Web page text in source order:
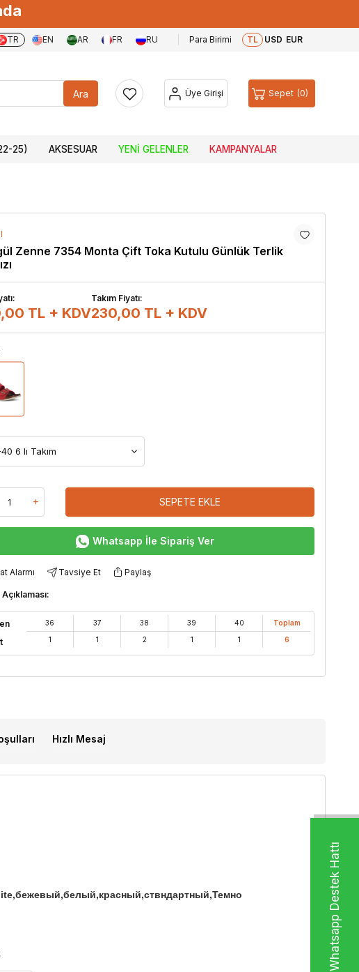
Whatsapp Destek Hattı
TR EN AR FR RU Para Birimi TL USD EUR
Ara Üye Girişi Sepet 0
25) AKSESUAR YENI GELENLER KAMPANYALAR
Zenne 7354 Monta Çift Toka Kutulu Günlük Terlik
TL + KDV
Takım Fiyatı:
230,00 TL + KDV
SEPETE EKLE
Whatsapp İle Sipariş Ver
Alarmı Tavsiye Et Paylaş
36
1
37
1
38
2
39
1
40
1
Toplam
6
Hızlı Mesaj